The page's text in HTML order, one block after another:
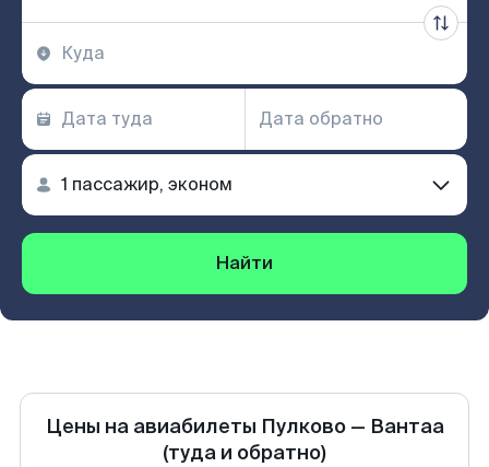
Найти
Цены на авиабилеты Пулково— Вантаа
(туда и обратно)